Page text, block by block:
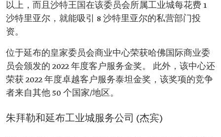
以上，而且沙特王国在该委员会所属工业城每花费 1
沙特里亚尔，就能吸引 8 沙特里亚尔的私营部门投
资。
位于延布的皇家委员会商业中心荣获哈佛国际商业委
员会颁发的 2022 年度客户服务金奖。 此外，该中心还
荣获 2022 年度卓越客户服务泰坦金奖，该奖项的竞争
者来自其他 50 个国家/地区。
朱拜勒和延布工业城服务公司 (杰宾)